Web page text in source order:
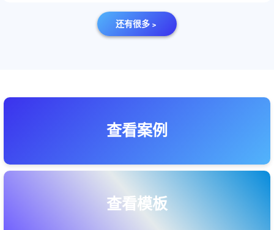
么解决呢？你好，这里是查派网建，上面讲的问题相信应该是很多
还有很多﹥
查看案例
查看模板